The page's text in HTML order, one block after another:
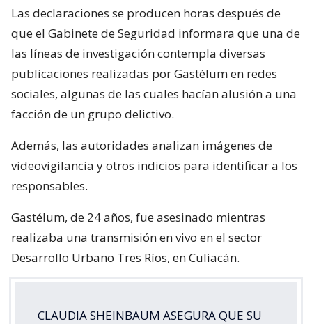
Las declaraciones se producen horas después de
que el Gabinete de Seguridad informara que una de
las líneas de investigación contempla diversas
publicaciones realizadas por Gastélum en redes
sociales, algunas de las cuales hacían alusión a una
facción de un grupo delictivo.
Además, las autoridades analizan imágenes de
videovigilancia y otros indicios para identificar a los
responsables.
Gastélum, de 24 años, fue asesinado mientras
realizaba una transmisión en vivo en el sector
Desarrollo Urbano Tres Ríos, en Culiacán.
CLAUDIA SHEINBAUM ASEGURA QUE SU